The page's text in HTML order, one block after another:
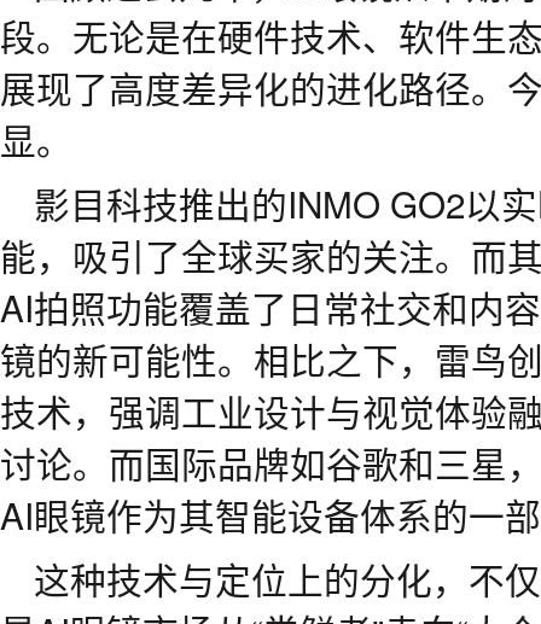
段。无论是在硬件技术、软件生
展现了高度差异化的进化路径。
显。
影目科技推出的INMO GO2以
能，吸引了全球买家的关注。而
AI拍照功能覆盖了日常社交和内
镜的新可能性。相比之下，雷鸟
技术，强调工业设计与视觉体验
讨论。而国际品牌如谷歌和三星
AI眼镜作为其智能设备体系的一
这种技术与定位上的分化，不